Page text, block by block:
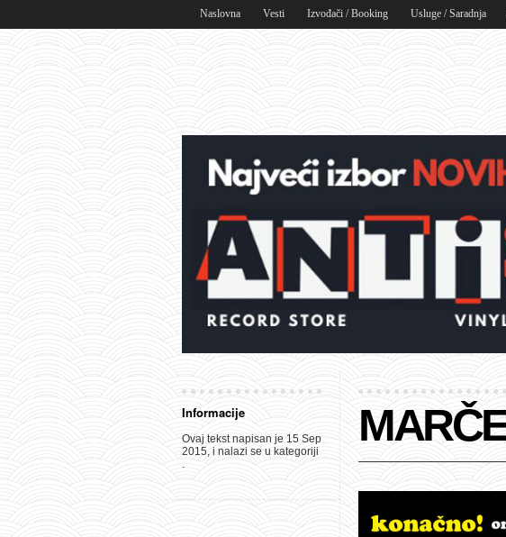
Naslovna Vesti Izvođači / Booking Usluge / Saradnja
Informacije
Ovaj tekst napisan je 15 Sep
2015, i nalazi se u kategoriji
.